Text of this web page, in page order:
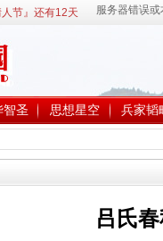
节』还有12天
智圣 思想星空 兵家韬
吕氏